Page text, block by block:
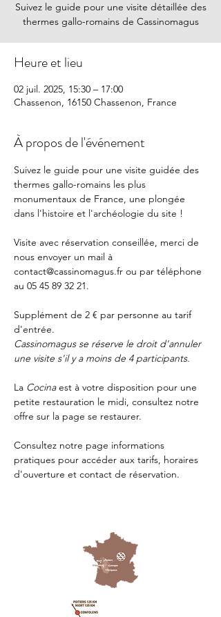
Suivez le guide pour une visite détaillée des
thermes gallo-romains de Cassinomagus
Heure et lieu
02 juil. 2025, 15:30 – 17:00
Chassenon, 16150 Chassenon, France
À propos de l'événement
Suivez le guide pour une visite guidée des
thermes gallo-romains les plus
monumentaux de France, une plongée
dans l'histoire et l'archéologie du site !
Visite avec réservation conseillée, merci de
nous envoyer un mail à
contact@cassinomagus.fr ou par téléphone
au 05 45 89 32 21.
Supplément de 2 € par personne au tarif
d'entrée.
Cassinomagus se réserve le droit d'annuler
une visite s'il y a moins de 4 participants.
La Cocina est à votre disposition pour une
petite restauration le midi, consultez notre
offre sur la page se restaurer.
Consultez notre page informations
pratiques pour accéder aux tarifs, horaires
d'ouverture et contact de réservation.